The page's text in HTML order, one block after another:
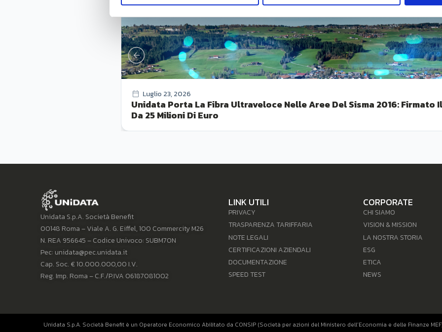
Luglio 23, 2026
Unidata Porta La Fibra Ultraveloce Nelle Aree Del Sisma 2016:
Da 25 Milioni Di Euro
Unidata S.p.A. Società Benefit
00148 Roma – Viale A. G. Eiffel, 100 Commercity M26
N. REA 956645 – Codice Univoco: SUBM70N
Pec: unidata@pec.unidata.it
Cap. Soc. € 10.000.000,00 I.V.
Reg. Imp. Roma – C.F./P.IVA 06187081002
LINK UTILI
PRIVACY
TRASPARENZA TARIFFARIA
NOTE LEGALI
CERTIFICAZIONI AZIENDALI
DOCUMENTAZIONE
SPEED TEST
CORPORATE
CHI SIAMO
VISION & MISSION
LA NOSTRA STORIA
ESG
ETICA
NEWS
Unidata S.p.A. Società Benefit è un Operatore Economico Abilitato da CONSIP (Società per azioni del Ministero dell’Economia e delle Finanze